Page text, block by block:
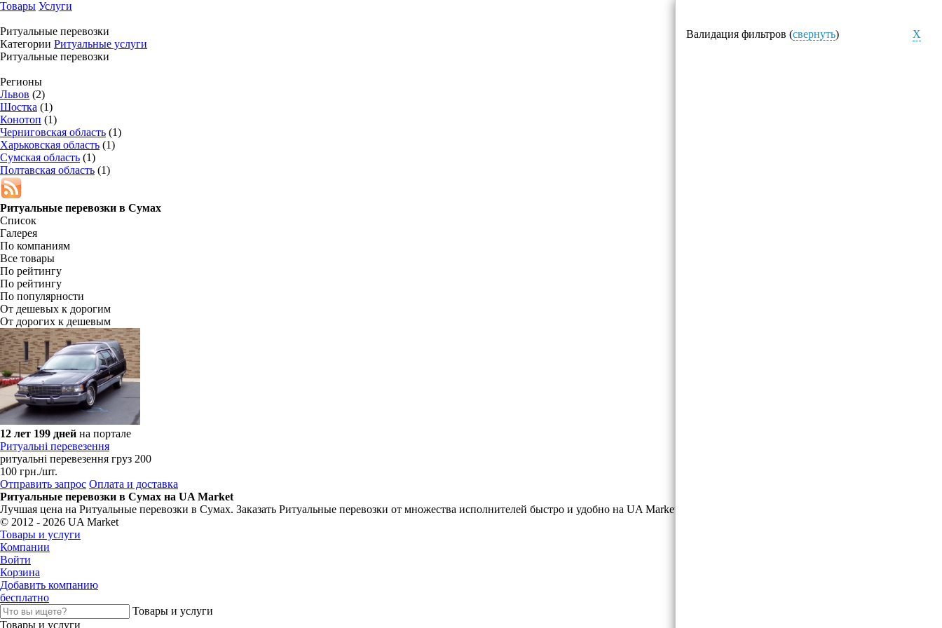
Товары Услуги
Ритуальные перевозки Валидация фильтров (свернуть)
X
Категории Ритуальные услуги
Ритуальные перевозки
Регионы
Львов (2)
Шостка (1)
Конотоп (1)
Черниговская область (1)
Харьковская область (1)
Сумская область (1)
Полтавская область (1)
Ритуальные перевозки в Сумах
Список
Галерея
По компаниям
Все товары
По рейтингу
По рейтингу
По популярности
От дешевых к дорогим
От дорогих к дешевым
12 лет 199 дней на портале
Ритуальні перевезення
ритуальні перевезення груз 200
100 грн./шт.
Отправить запрос Оплата и доставка
Ритуальные перевозки в Сумах на UA Market
Лучшая цена на Ритуальные перевозки в Сумах. Заказать Ритуальные перевозки от множества исполнителей быстро и удобно на UA Market.
© 2012 - 2026 UA Market
Товары и услуги
Компании
Войти
Корзина
Добавить компанию
бесплатно
Товары и услуги
Товары и услуги